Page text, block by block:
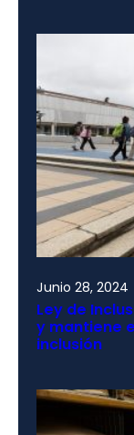
Junio 28, 2024
Ley de
y mantiene
inclusión